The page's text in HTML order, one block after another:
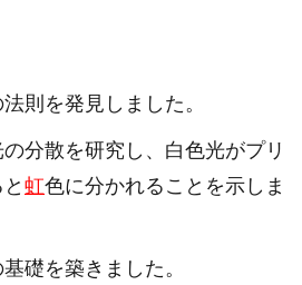
則を発見しました。
分散を研究し、白色光がプリ
虹色に分かれることを示しま
礎を築きました。